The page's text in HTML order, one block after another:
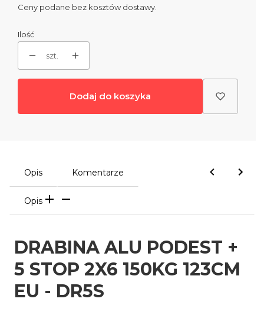
Ceny podane bez kosztów dostawy.
Ilość
szt.
Dodaj do koszyka
Opis Komentarze
Opis
DRABINA ALU PODEST +
5 STOP 2X6 150KG 123CM
EU - DR5S